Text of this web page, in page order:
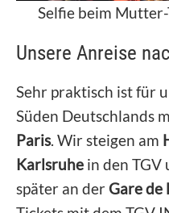
Selfie beim
Unsere Anreise
Sehr praktisch ist für
Süden Deutschlands
Paris. Wir steigen am
Karlsruhe in den TGV
später an derGare de